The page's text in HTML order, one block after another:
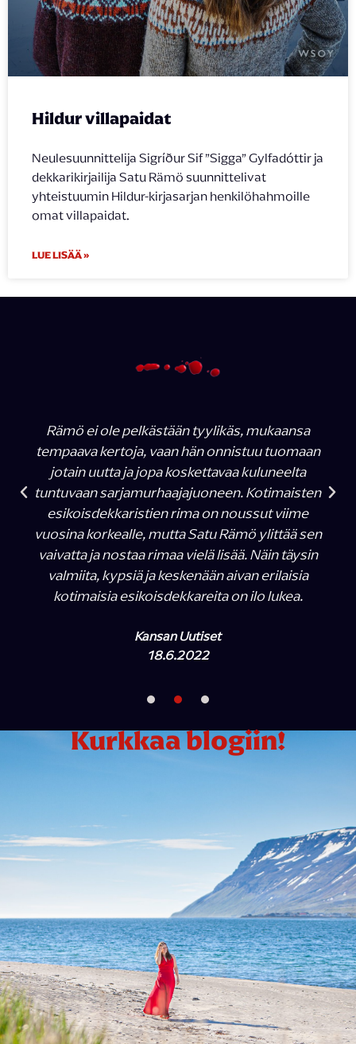
Hildur villapaidat
Neulesuunnittelija Sigríður Sif ”Sigga” Gylfadóttir ja
dekkarikirjailija Satu Rämö suunnittelivat
yhteistuumin Hildur-kirjasarjan henkilöhahmoille
omat villapaidat.
LUE LISÄÄ »
Rämö ei ole pelkästään tyylikäs, mukaansa
tempaava kertoja, vaan hän onnistuu tuomaan
jotain uutta ja jopa koskettavaa kuluneelta
tuntuvaan sarjamurhaajajuoneen. Kotimaisten
esikoisdekkaristien rima on noussut viime
vuosina korkealle, mutta Satu Rämö ylittää sen
vaivatta ja nostaa rimaa vielä lisää. Näin täysin
valmiita, kypsiä ja keskenään aivan erilaisia
kotimaisia esikoisdekkareita on ilo lukea.
Kansan Uutiset
18.6.2022
Kurkkaa blogiin!